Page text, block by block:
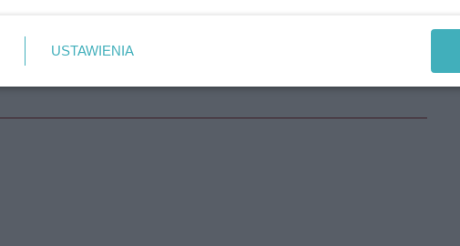
USTAWIENIA